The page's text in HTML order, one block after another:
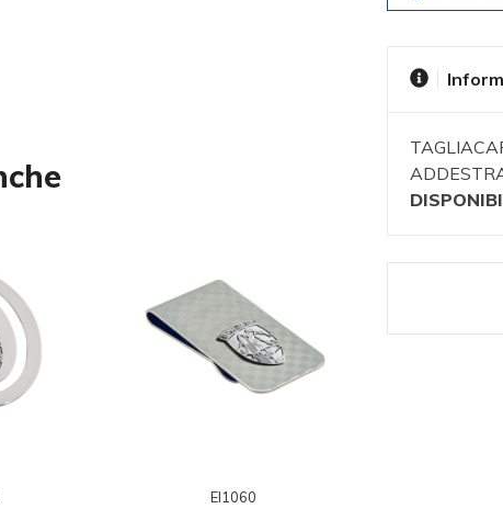
EI1060